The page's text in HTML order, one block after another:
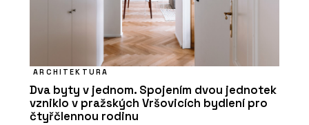
ARCHITEKTURA
Dva byty v jednom. Spojením dvou jednotek
vzniklo v pražských Vršovicích bydlení pro
čtyřčlennou rodinu